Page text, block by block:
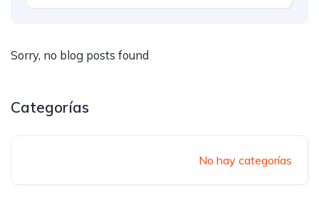
Sorry, no blog posts found
Categorías
No hay categorías